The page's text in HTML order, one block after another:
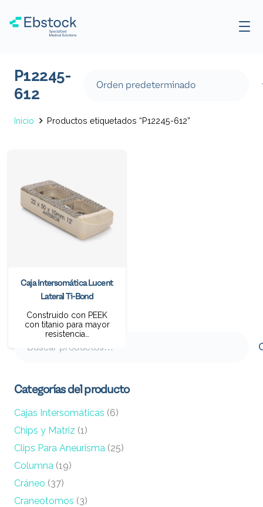
P12245-
612
Inicio Productos etiquetados “P12245-612”
Caja Intersomática Lucent
Lateral Ti-Bond
Construido con PEEK
con titanio para mayor
resistencia…
Categorías del producto
Cajas Intersomáticas (6)
Chips y Matriz (1)
Clips Para Aneurisma (25)
Columna (19)
Cráneo (37)
Craneotomos (3)